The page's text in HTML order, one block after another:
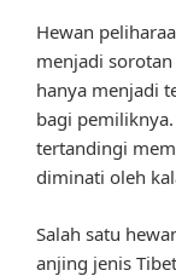
Hewan
menjadi
hanya menjadi
bagi
tertandingi
diminati oleh
Salah satu
anjing jenis